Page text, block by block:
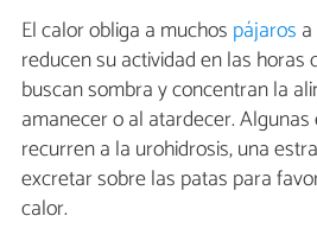
El calor obliga a muchos pájaros
reducen su actividad en las horas
buscan sombra y concentran la
amanecer o al atardecer.
recurren a la urohidrosis, una
excretar sobre las patas para
calor.